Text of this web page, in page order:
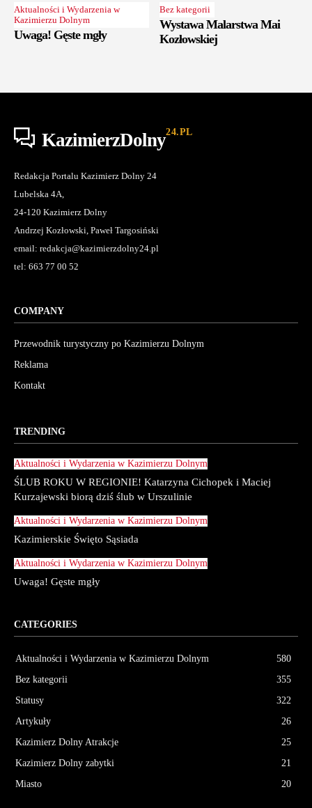
Aktualności i Wydarzenia w
Kazimierzu Dolnym
Uwaga! Gęste mgły
Bez kategorii
Wystawa Malarstwa Mai
Kozłowskiej
KazimierzDolny24.PL
Redakcja Portalu Kazimierz Dolny 24
Lubelska 4A,
24-120 Kazimierz Dolny
Andrzej Kozłowski, Paweł Targosiński
email: redakcja@kazimierzdolny24.pl
tel: 663 77 00 52
COMPANY
Przewodnik turystyczny po Kazimierzu Dolnym
Reklama
Kontakt
TRENDING
Aktualności i Wydarzenia w Kazimierzu Dolnym
ŚLUB ROKU W REGIONIE! Katarzyna Cichopek i Maciej
Kurzajewski biorą dziś ślub w Urszulinie
Aktualności i Wydarzenia w Kazimierzu Dolnym
Kazimierskie Święto Sąsiada
Aktualności i Wydarzenia w Kazimierzu Dolnym
Uwaga! Gęste mgły
CATEGORIES
Aktualności i Wydarzenia w Kazimierzu Dolnym
580
Bez kategorii
355
Statusy
322
Artykuły
26
Kazimierz Dolny Atrakcje
25
Kazimierz Dolny zabytki
21
Miasto
20